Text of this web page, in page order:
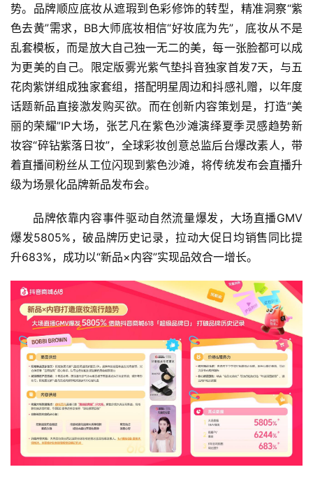
势。品牌顺应底妆从遮瑕到色彩修饰的转型，精准洞察“紫
色去黄”需求，BB大师底妆相信“好妆底为先”，底妆从不是
乱套模板，而是放大自己独一无二的美，每一张脸都可以成
为更美的自己。限定版雾光紫气垫抖音独家首发7天，与五
花肉紫饼组成独家套组，搭配明星周边和抖感礼赠，以年度
话题新品直接激发购买欲。而在创新内容策划是，打造“美
丽的荣耀”IP大场，张艺凡在紫色沙滩演绎夏季灵感趋势新
妆容“碎钻紫落日妆”，全球彩妆创意总监后台爆改素人，带
着直播间粉丝从工位闪现到紫色沙滩，将传统发布会直播升
级为场景化品牌新品发布会。
品牌依靠内容事件驱动自然流量爆发，大场直播GMV
爆发5805%，破品牌历史记录，拉动大促日均销售同比提
升683%，成功以“新品×内容”实现品效合一增长。